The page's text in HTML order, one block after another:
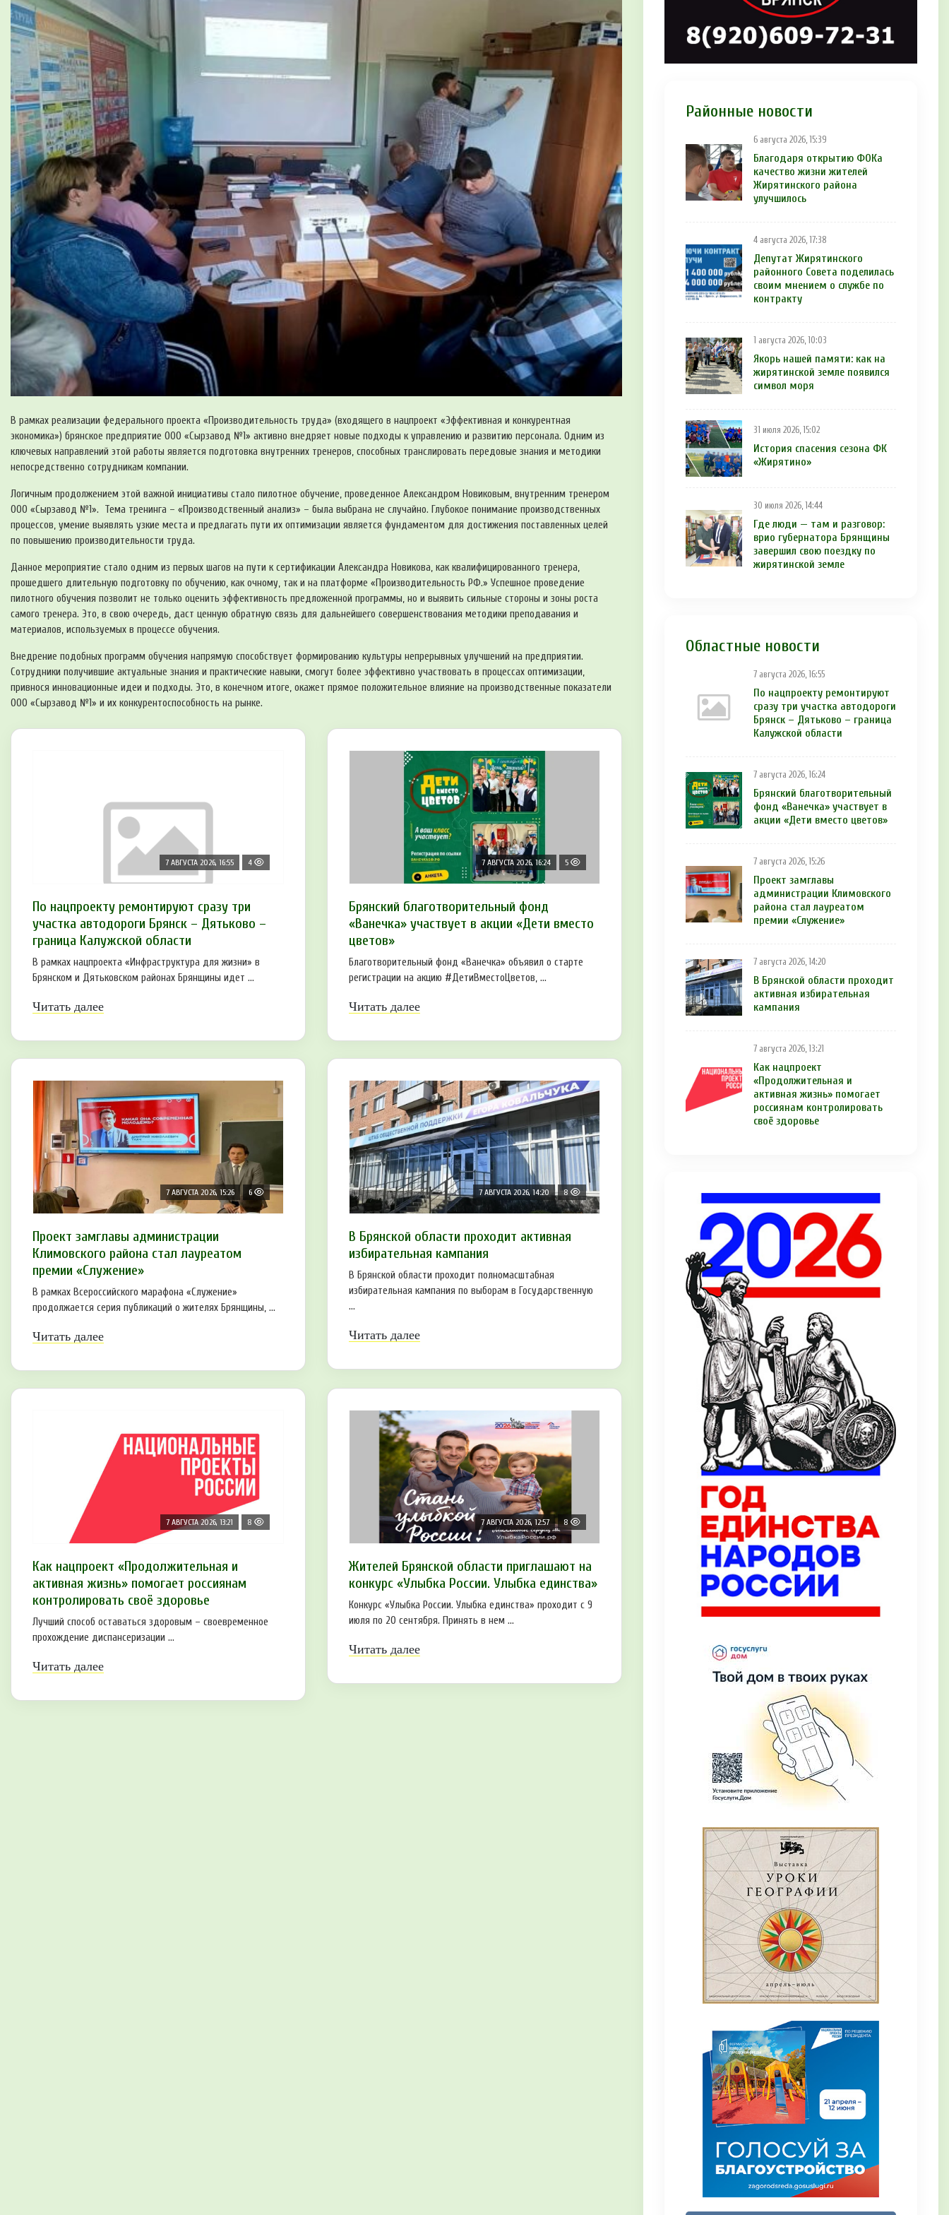
В рамках реализации федерального проекта «Производительность труда» (входящего в нацпроект «Эффективная и конкурентная
экономика») брянское предприятие ООО «Сырзавод №1» активно внедряет новые подходы к управлению и развитию персонала. Одним из
ключевых направлений этой работы является подготовка внутренних тренеров, способных транслировать передовые знания и методики
непосредственно сотрудникам компании.
Логичным продолжением этой важной инициативы стало пилотное обучение, проведенное Александром Новиковым, внутренним тренером
ООО «Сырзавод №1». Тема тренинга – «Производственный анализ» – была выбрана не случайно. Глубокое понимание производственных
процессов, умение выявлять узкие места и предлагать пути их оптимизации является фундаментом для достижения поставленных целей
по повышению производительности труда.
Данное мероприятие стало одним из первых шагов на пути к сертификации Александра Новикова, как квалифицированного тренера,
прошедшего длительную подготовку по обучению, как очному, так и на платформе «Производительность РФ.» Успешное проведение
пилотного обучения позволит не только оценить эффективность предложенной программы, но и выявить сильные стороны и зоны роста
самого тренера. Это, в свою очередь, даст ценную обратную связь для дальнейшего совершенствования методики преподавания и
материалов, используемых в процессе обучения.
Внедрение подобных программ обучения напрямую способствует формированию культуры непрерывных улучшений на предприятии.
Сотрудники получившие актуальные знания и практические навыки, смогут более эффективно участвовать в процессах оптимизации,
привнося инновационные идеи и подходы. Это, в конечном итоге, окажет прямое положительное влияние на производственные показатели
ООО «Сырзавод №1» и их конкурентоспособность на рынке.
7 АВГУСТА 2026, 16:55 4
По нацпроекту ремонтируют сразу три
участка автодороги Брянск – Дятьково –
граница Калужской области
В рамках нацпроекта «Инфраструктура для жизни» в
Брянском и Дятьковском районах Брянщины идет ...
Читать далее
7 АВГУСТА 2026, 16:24 5
Брянский благотворительный фонд
«Ванечка» участвует в акции «Дети вместо
цветов»
Благотворительный фонд «Ванечка» объявил о старте
регистрации на акцию #ДетиВместоЦветов, ...
Читать далее
7 АВГУСТА 2026, 15:26 6
Проект замглавы администрации
Климовского района стал лауреатом
премии «Служение»
В рамках Всероссийского марафона «Служение»
продолжается серия публикаций о жителях Брянщины, ...
Читать далее
7 АВГУСТА 2026, 14:20 8
В Брянской области проходит активная
избирательная кампания
В Брянской области проходит полномасштабная
избирательная кампания по выборам в Государственную
...
Читать далее
7 АВГУСТА 2026, 13:21 8
Как нацпроект «Продолжительная и
активная жизнь» помогает россиянам
контролировать своё здоровье
Лучший способ оставаться здоровым – своевременное
прохождение диспансеризации ...
Читать далее
7 АВГУСТА 2026, 12:57 8
Жителей Брянской области приглашают на
конкурс «Улыбка России. Улыбка единства»
Конкурс «Улыбка России. Улыбка единства» проходит с 9
июля по 20 сентября. Принять в нем ...
Читать далее
Районные новости
6 августа 2026, 15:39
Благодаря открытию ФОКа
качество жизни жителей
Жирятинского района
улучшилось
4 августа 2026, 17:38
Депутат Жирятинского
районного Совета поделилась
своим мнением о службе по
контракту
1 августа 2026, 10:03
Якорь нашей памяти: как на
жирятинской земле появился
символ моря
31 июля 2026, 15:02
История спасения сезона ФК
«Жирятино»
30 июля 2026, 14:44
Где люди — там и разговор:
врио губернатора Брянщины
завершил свою поездку по
жирятинской земле
Областные новости
7 августа 2026, 16:55
По нацпроекту ремонтируют
сразу три участка автодороги
Брянск – Дятьково – граница
Калужской области
7 августа 2026, 16:24
Брянский благотворительный
фонд «Ванечка» участвует в
акции «Дети вместо цветов»
7 августа 2026, 15:26
Проект замглавы
администрации Климовского
района стал лауреатом
премии «Служение»
7 августа 2026, 14:20
В Брянской области проходит
активная избирательная
кампания
7 августа 2026, 13:21
Как нацпроект
«Продолжительная и
активная жизнь» помогает
россиянам контролировать
своё здоровье